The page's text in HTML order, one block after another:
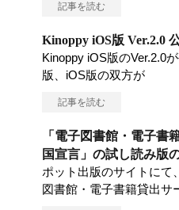
記事を読む
Kinoppy iOS版 Ver.2.0
Kinoppy iOS版のVer.2.0
版、iOS版の双方が
記事を読む
「電子図書館・電子書
国宣言」の試し読み版
ポット出版のサイトにて
図書館・電子書籍貸出サ